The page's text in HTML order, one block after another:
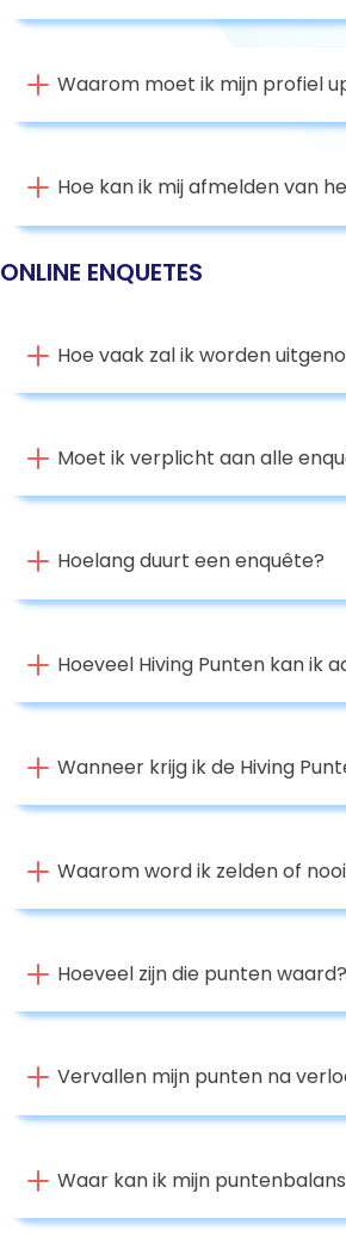
Waarom moet ik mijn profiel
Hoe kan ik mij afmelden van
ONLINE ENQUETES
Hoe vaak zal ik worden
Moet ik verplicht aan alle
Hoelang duurt een enquête?
Hoeveel Hiving Punten kan ik
Wanneer krijg ik de Hiving
Waarom word ik zelden of
Hoeveel zijn die punten
Vervallen mijn punten na
Waar kan ik mijn